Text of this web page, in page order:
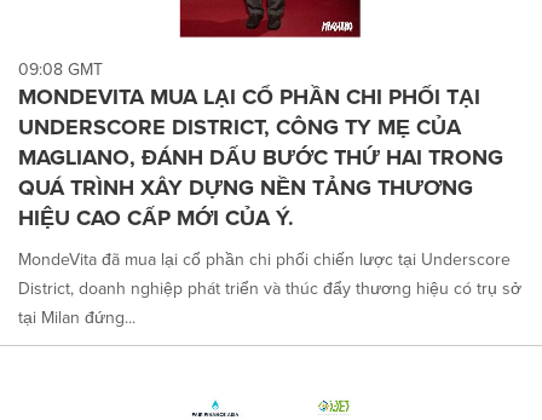
09:08 GMT
MONDEVITA MUA LẠI CỔ PHẦN CHI PHỐI TẠI
UNDERSCORE DISTRICT, CÔNG TY MẸ CỦA
MAGLIANO, ĐÁNH DẤU BƯỚC THỨ HAI TRONG
QUÁ TRÌNH XÂY DỰNG NỀN TẢNG THƯƠNG
HIỆU CAO CẤP MỚI CỦA Ý.
MondeVita đã mua lại cổ phần chi phối chiến lược tại Underscore
District, doanh nghiệp phát triển và thúc đẩy thương hiệu có trụ sở
tại Milan đứng...